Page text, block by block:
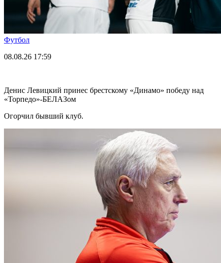
Футбол
08.08.26 17:59
Денис Левицкий принес брестскому «Динамо» победу над
«Торпедо»-БЕЛАЗом
Огорчил бывший клуб.